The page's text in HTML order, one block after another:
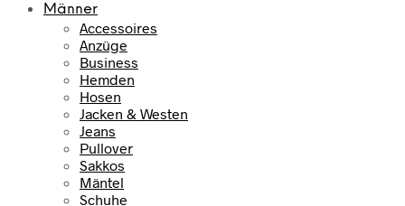
Männer
Accessoires
Anzüge
Business
Hemden
Hosen
Jacken & Westen
Jeans
Pullover
Sakkos
Mäntel
Schuhe